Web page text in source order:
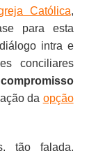
Católica,
para esta
intra e
conciliares
compromisso
da opção
tão falada,